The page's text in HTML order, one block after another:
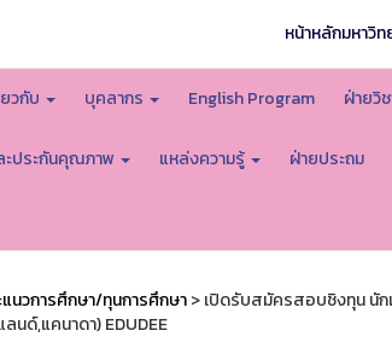
หน้าหลักมหาวิ
วกับ บุคลากร English Program ฝ่ายวิ
ะประกันคุณภาพ แหล่งความรู้ ฝ่ายประถม
แนวการศึกษา/ทุนการศึกษา> เปิดรับสมัครสอบชิงทุน นักเ
นด์,แคนาดา) EDUDEE